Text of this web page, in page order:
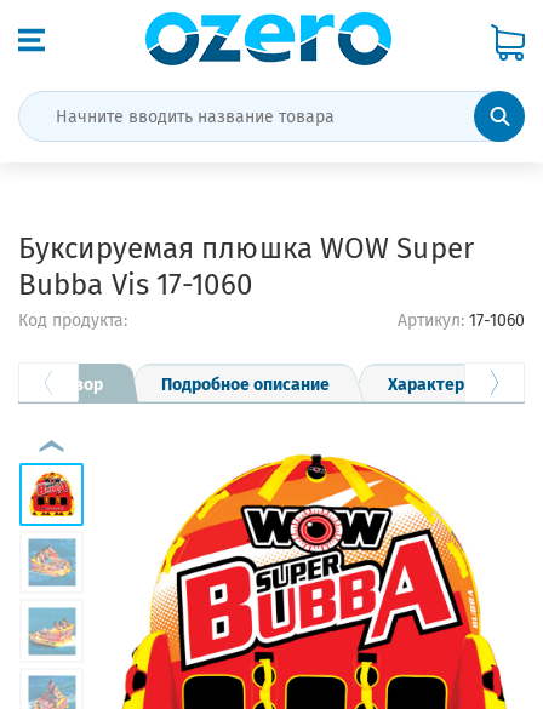
Буксируемая плюшка WOW Super
Вubba Vis 17-1060
Код продукта: Артикул: 17-1060
Обзор Подробное описание Характеристики